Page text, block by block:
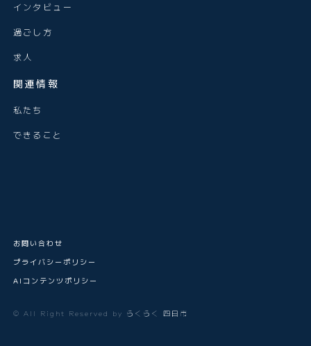
インタビュー
過ごし方
求人
関連情報
私たち
できること
お問い合わせ
プライバシーポリシー
AIコンテンツポリシー
© All Right Reserved by らくらく 四日市